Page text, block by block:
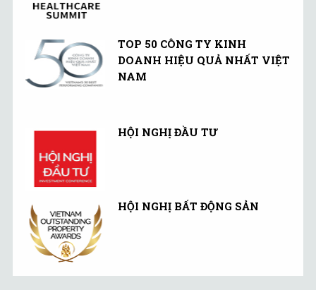
TOP 50 CÔNG TY KINH
DOANH HIỆU QUẢ NHẤT VIỆT
NAM
HỘI NGHỊ ĐẦU TƯ
HỘI NGHỊ BẤT ĐỘNG SẢN